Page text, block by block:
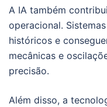
A IA também
operacional.
históricos e
mecânicas e
precisão.
Além disso, a